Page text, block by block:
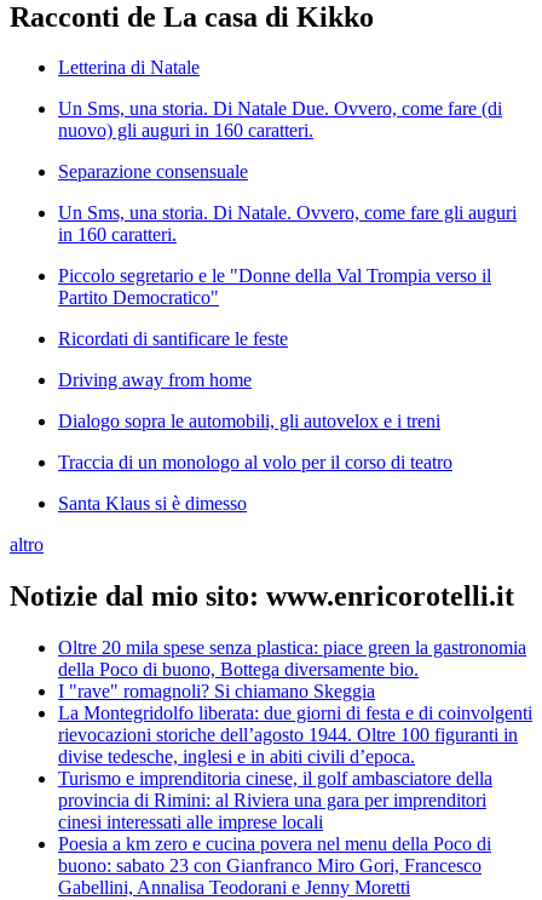
Racconti de La casa di Kikko
Letterina di Natale
Un Sms, una storia. Di Natale Due. Ovvero, come fare (di
nuovo) gli auguri in 160 caratteri.
Separazione consensuale
Un Sms, una storia. Di Natale. Ovvero, come fare gli auguri
in 160 caratteri.
Piccolo segretario e le "Donne della Val Trompia verso il
Partito Democratico"
Ricordati di santificare le feste
Driving away from home
Dialogo sopra le automobili, gli autovelox e i treni
Traccia di un monologo al volo per il corso di teatro
Santa Klaus si è dimesso
altro
Notizie dal mio sito: www.enricorotelli.it
Oltre 20 mila spese senza plastica: piace green la gastronomia
della Poco di buono, Bottega diversamente bio.
I "rave" romagnoli? Si chiamano Skeggia
La Montegridolfo liberata: due giorni di festa e di coinvolgenti
rievocazioni storiche dell’agosto 1944. Oltre 100 figuranti in
divise tedesche, inglesi e in abiti civili d’epoca.
Turismo e imprenditoria cinese, il golf ambasciatore della
provincia di Rimini: al Riviera una gara per imprenditori
cinesi interessati alle imprese locali
Poesia a km zero e cucina povera nel menu della Poco di
buono: sabato 23 con Gianfranco Miro Gori, Francesco
Gabellini, Annalisa Teodorani e Jenny Moretti